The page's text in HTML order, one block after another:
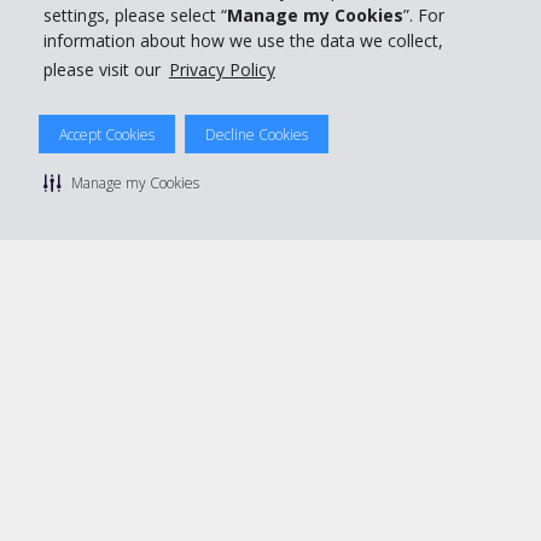
settings, please select “Manage my Cookies”. For
information about how we use the data we collect,
please visit our Privacy Policy
Accept Cookies Decline Cookies
Manage my Cookies
Politique de confidentialité
Conditions de location
Gérer mes cookies